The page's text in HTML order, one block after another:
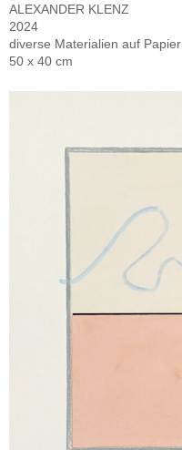
ALEXANDER KLENZ
2024
diverse Materialien auf Papier
50 x 40 cm